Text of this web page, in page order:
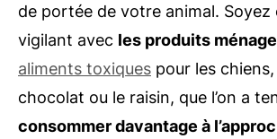
de portée de votre animal. Soyez
vigilant avec les produits
aliments toxiques pour les
chocolat ou le raisin, que l’on a
consommer davantage à